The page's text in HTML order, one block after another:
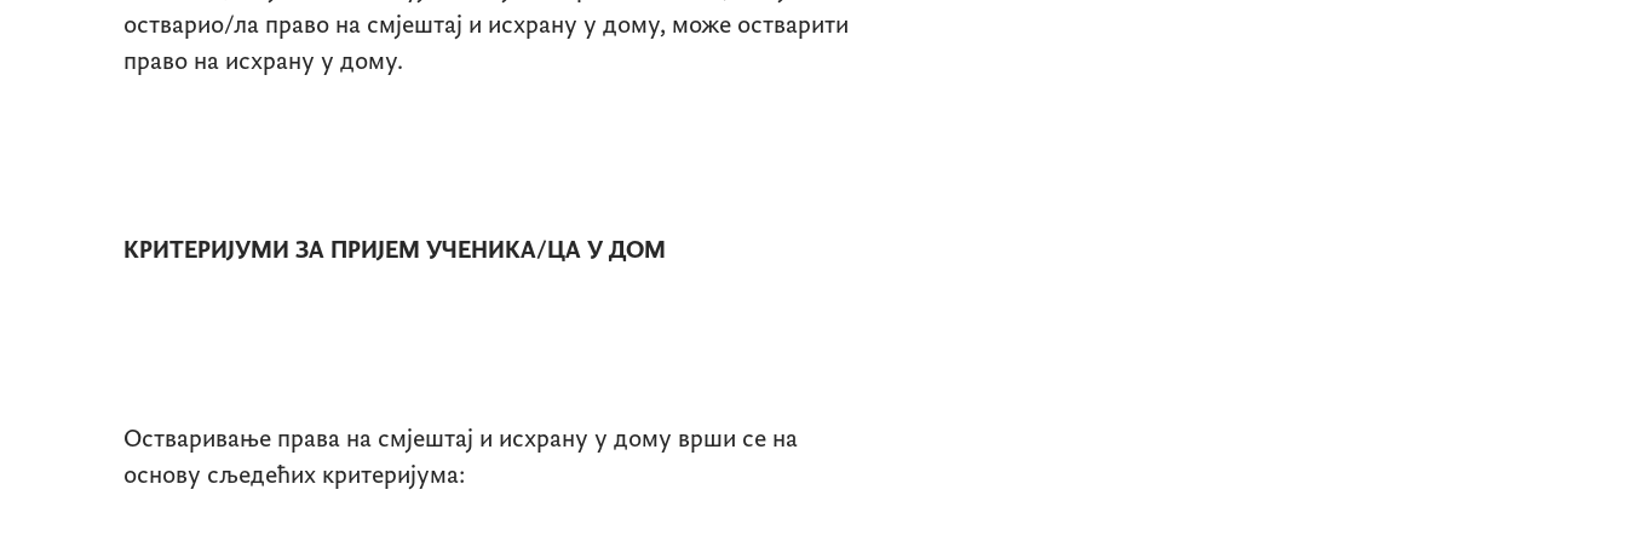
остварио/ла право на смјештај и исхрану у дому, може остварити
право на исхрану у дому.
КРИТЕРИЈУМИ ЗА ПРИЈЕМ УЧЕНИКА/ЦА У ДОМ
Остваривање права на смјештај и исхрану у дому врши се на
основу сљедећих критеријума: